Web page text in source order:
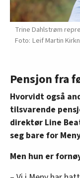
Trine Dahlstrøm
Leif Martin
Pensjon fra
Hvorvidt også
tilsvarende
direktør Line
seg bare for
Men hun er